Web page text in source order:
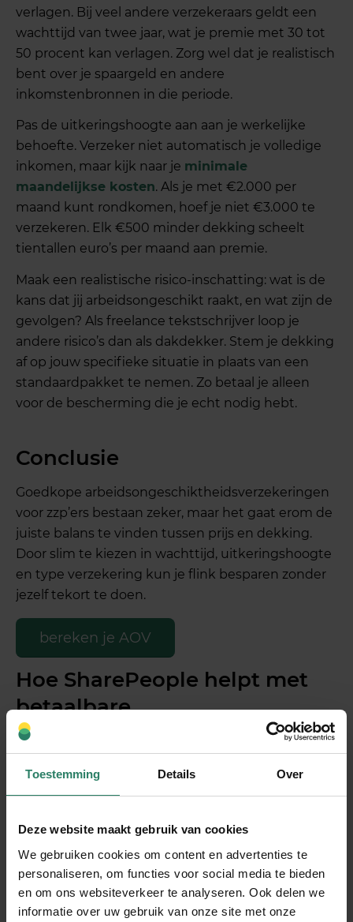
Toestemming Details Over
Deze website maakt gebruik van cookies
We gebruiken cookies om content en advertenties te
personaliseren, om functies voor social media te bieden
en om ons websiteverkeer te analyseren. Ook delen we
informatie over uw gebruik van onze site met onze
verlagen. Bij veel andere verzekeraars geldt een
wachttijd van twee jaar, wat je premie met 30 tot
50 procent kan verlagen. Zorg wel dat je realistisch
bent over je spaargeld en andere
inkomstenbronnen in die periode.
Pas de uitkeringshoogte aan aan je werkelijke
behoefte. Verzeker niet automatisch je volledige
inkomen, maar kijk naar je minimale
maandelijkse kosten. Als je met €2.000 per
maand kunt rondkomen, hoef je niet €3.000 te
verzekeren. Elk €500 minder dekking scheelt
tientallen euro’s per maand aan premie.
Maak een realistische risico-inschatting: wat is de
kans dat jij arbeidsongeschikt raakt, en wat zijn de
gevolgen? Als freelance tekstschrijver loop je
andere risico’s dan als dakdekker. Stem je dekking
af op jouw specifieke situatie in plaats van een
standaardpakket te nemen. Zo betaal je alleen
voor de bescherming die je echt nodig hebt.
Conclusie
Goedkope arbeidsongeschiktheidsverzekeringen
voor zzp’ers bestaan zeker, maar het gaat erom de
juiste balans te vinden tussen prijs en dekking.
Door slim te kiezen in wachttijd, uitkeringshoogte
en type verzekering kun je flink besparen zonder
jezelf tekort te doen.
bereken je AOV
Hoe SharePeople helpt met
betaalbare
voor zzp’ers
SharePeople biedt een moderne oplossing die
bescherming. Door het slimme crowdsurance-
model te combineren met een achterliggende
groepsverzekering, krijg je als zzp’er toegang tot
betrouwbare dekking tegen een eerlijke prijs. Zo
werkt het: